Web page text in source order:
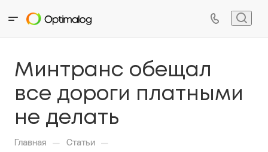
Минтранс обещал
все дороги платными
не делать
Главная — Статьи —